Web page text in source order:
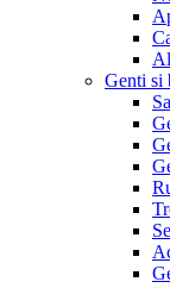
Genti si